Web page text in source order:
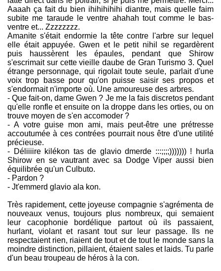
Aaaah ça fait du bien ihihihihihi diantre, mais quelle faim
subite me taraude le ventre ahahah tout comme le bas-
ventre et... Zzzzzzzz.
Amanite s'était endormie la tête contre l'arbre sur lequel
elle était appuyée. Gwen et le petit nihil se regardèrent
puis haussèrent les épaules, pendant que Shirow
s'escrimait sur cette vieille daube de Gran Turismo 3. Quel
étrange personnage, qui rigolait toute seule, parlait d'une
voix trop basse pour qu'on puisse saisir ses propos et
s'endormait n'importe où. Une amoureuse des arbres.
- Que fait-on, dame Gwen ? Je me la fais discretos pendant
qu'elle ronfle et ensuite on la droppe dans les orties, ou on
trouve moyen de s'en accomoder ?
- A votre guise mon ami, mais peut-être une prétresse
accoutumée à ces contrées pourrait nous être d'une utilité
précieuse.
- Déliiiire kilékon tas de glavio dmerde :::;;;;))))))) ! hurla
Shirow en se vautrant avec sa Dodge Viper aussi bien
équilibrée qu'un Culbuto.
- Pardon ?
- Jt'emmerd glavio ala kon.
Très rapidement, cette joyeuse compagnie s'agrémenta de
nouveaux venus, toujours plus nombreux, qui semaient
leur cacophonie bordélique partout où ils passaient,
hurlant, violant et rasant tout sur leur passage. Ils ne
respectaient rien, riaient de tout et de tout le monde sans la
moindre distinction, pillaient, étaient sales et laids. Tu parle
d'un beau troupeau de héros à la con.